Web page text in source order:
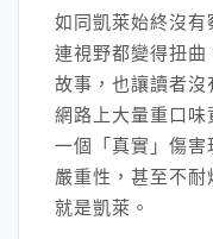
如同凱萊始終沒
連視野都變得扭
故事，也讓讀者
網路上大量重口
一個「真實」傷
嚴重性，甚至不
就是凱萊。